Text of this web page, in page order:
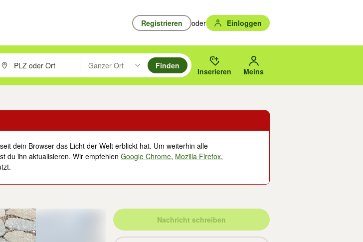
Registrieren oder Einloggen
mit den Pfeiltasten nach oben/unten durchsuchen und mit Eingabetaste auswählen.
PLZ oder Ort eingeben. Eingabetaste drücken um zu suchen, oder Vorschläge mit den Pfeiltasten nach oben/
Ganzer Ort
Suche im Umkreis des gewählten Orts oder PLZ.
Finden
Inserieren Meins
dein Browser das Licht der Welt erblickt hat. Um weiterhin alle
du ihn aktualisieren. Wir empfehlenGoogle Chrome, Mozilla Firefox,
Nachricht schreiben